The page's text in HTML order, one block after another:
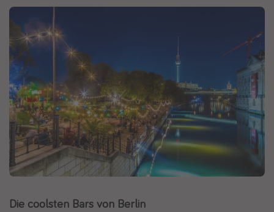
Hotel
Pauschalreisen
Kreuzfahrten
Reiseziele
Alle Reiseziele
Bodensee Urlaub
Gozo Urlaub
Normandie Urlaub
St. Lucia Urlaub
Die coolsten Bars von Berlin